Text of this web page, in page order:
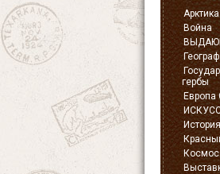
Война
гербы
Европа
Космос